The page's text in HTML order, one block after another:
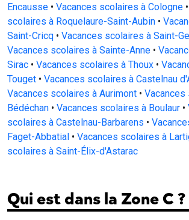
Encausse • Vacances scolaires à Cologne •
scolaires à Roquelaure-Saint-Aubin •
Saint-Cricq • Vacances scolaires à Saint-
Vacances scolaires à Sainte-Anne •
Sirac • Vacances scolaires à Thoux •
Touget • Vacances scolaires à Castelnau
Vacances scolaires à Aurimont • Vacances
Bédéchan • Vacances scolaires à Boulaur •
scolaires à Castelnau-Barbarens •
Faget-Abbatial • Vacances scolaires à
scolaires à Saint-Élix-d'Astarac
Qui est dans la Zone C ?